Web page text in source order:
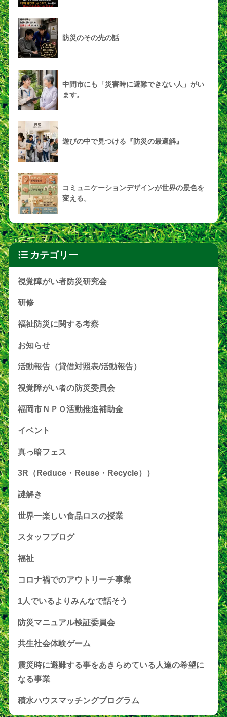
防災のその先の話
中間市にも「災害時に避難できない人」がい
ます。
遊びの中で見つける『防災の最適解』
コミュニケーションデザインが世界の景色を
変える。
カテゴリー
視覚障がい者防災研究会
研修
福祉防災に関する考察
お知らせ
活動報告（貸借対照表/活動報告）
視覚障がい者の防災委員会
福岡市ＮＰＯ活動推進補助金
イベント
真っ暗フェス
3R（Reduce・Reuse・Recycle））
謎解き
世界一楽しい食品ロスの授業
スタッフブログ
福祉
コロナ禍でのアウトリーチ事業
1人でいるよりみんなで話そう
防災マニュアル検証委員会
共生社会体験ゲーム
震災時に避難する事をあきらめている人達の希望に
なる事業
積水ハウスマッチングプログラム